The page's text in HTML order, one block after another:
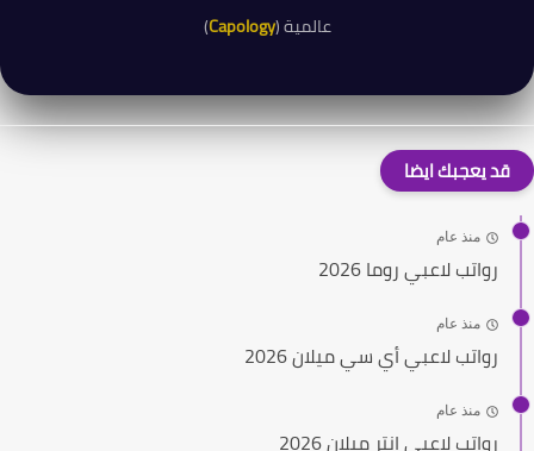
عالمية (Capology
)
قد يعجبك ايضا
منذ عام
رواتب لاعبي روما 2026
منذ عام
رواتب لاعبي أي سي ميلان 2026
منذ عام
رواتب لاعبي إنتر ميلان 2026